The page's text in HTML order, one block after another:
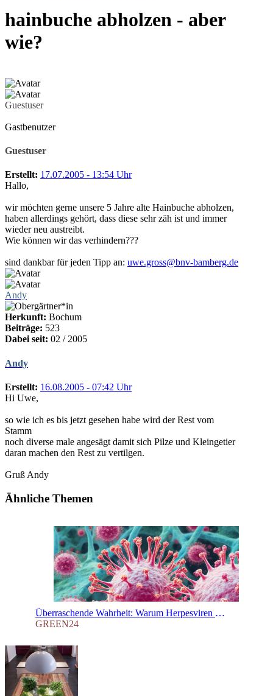
hainbuche abholzen - aber
wie?
Guestuser
Gastbenutzer
Guestuser
Erstellt: 17.07.2005 - 13:54 Uhr
Hallo,
wir möchten gerne unsere 5 Jahre alte Hainbuche abholzen,
haben allerdings gehört, dass diese sehr zäh ist und immer
wieder neu austreibt.
Wie können wir das verhindern???
sind dankbar für jeden Tipp an: uwe.gross@bnv-bamberg.de
Andy
Herkunft: Bochum
Beiträge: 523
Dabei seit: 02 / 2005
Andy
Erstellt: 16.08.2005 - 07:42 Uhr
Hi Uwe,
so wie ich es bis jetzt gesehen habe wird der Rest vom
Stamm
noch diverse male angesägt damit sich Pilze und Kleingetier
daran machen den Rest zu vertilgen.
Gruß Andy
Ähnliche Themen
Überraschende Wahrheit: Warum Herpesviren Menschen und Tiere infizieren, aber keine Pflanzen
GREEN24